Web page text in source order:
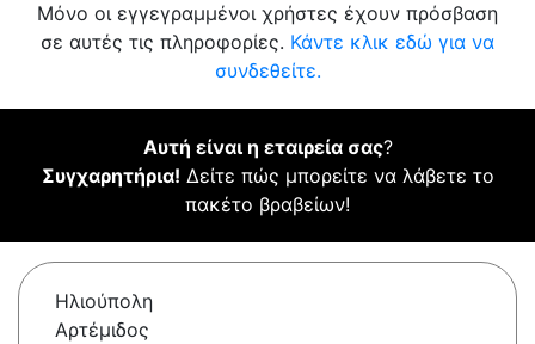
Μόνο οι εγγεγραμμένοι χρήστες έχουν πρόσβαση
σε αυτές τις πληροφορίες. Κάντε κλικ εδώ για να
συνδεθείτε.
Αυτή είναι η εταιρεία σας?
Συγχαρητήρια! Δείτε πώς μπορείτε να λάβετε το
πακέτο βραβείων!
Ηλιούπολη
Αρτέμιδος